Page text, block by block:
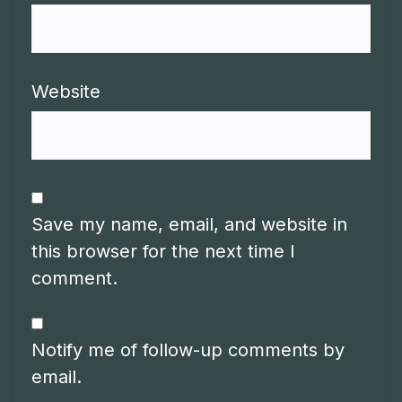
Website
Save my name, email, and website in
this browser for the next time I
comment.
Notify me of follow-up comments by
email.